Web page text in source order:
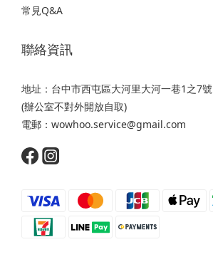
常見Q&A
聯絡資訊
地址：台中市西屯區大河里大河一巷1之7號
(辦公室不對外開放自取)
電郵：wowhoo.service@gmail.com